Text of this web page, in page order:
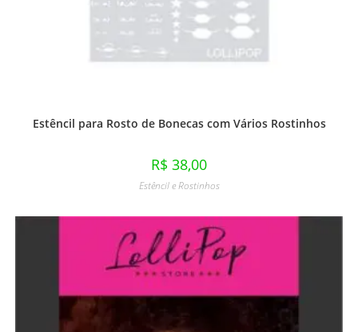
Estêncil para Rosto de Bonecas com Vários Rostinhos
R$ 38,00
Estêncil e Rostinhos